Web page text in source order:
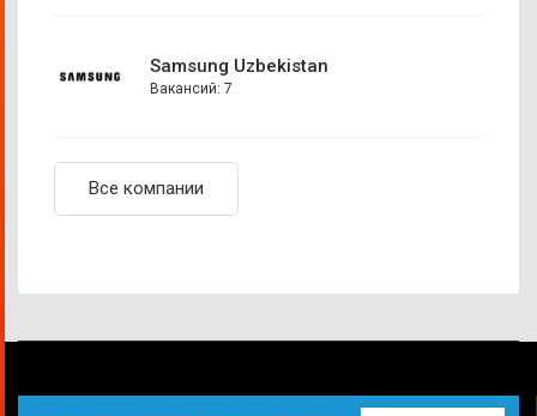
Samsung Uzbekistan
Вакансий: 7
Все компании